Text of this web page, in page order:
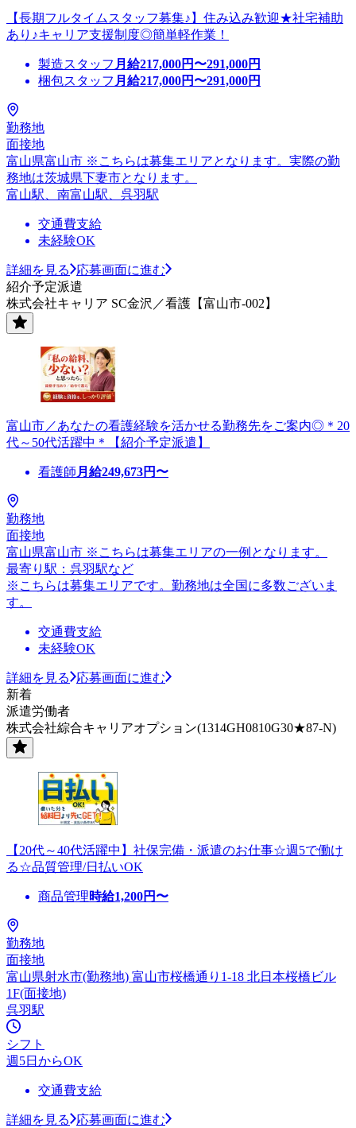
【長期フルタイムスタッフ募集♪】住み込み歓迎★社宅補助
あり♪キャリア支援制度◎簡単軽作業！
製造スタッフ 月給217,000円〜291,000円
梱包スタッフ 月給217,000円〜291,000円
勤務地
面接地
富山県富山市 ※こちらは募集エリアとなります。実際の勤
務地は茨城県下妻市となります。
富山駅、南富山駅、呉羽駅
交通費支給
未経験OK
詳細を見る
応募画面に進む
紹介予定派遣
株式会社キャリア SC金沢／看護【富山市-002】
富山市／あなたの看護経験を活かせる勤務先をご案内◎＊20
代～50代活躍中＊【紹介予定派遣】
看護師 月給249,673円〜
勤務地
面接地
富山県富山市 ※こちらは募集エリアの一例となります。
最寄り駅：呉羽駅など
※こちらは募集エリアです。勤務地は全国に多数ございま
す。
交通費支給
未経験OK
詳細を見る
応募画面に進む
新着
派遣労働者
株式会社綜合キャリアオプション(1314GH0810G30★87-N)
【20代～40代活躍中】社保完備・派遣のお仕事☆週5で働け
る☆品質管理/日払いOK
商品管理時給1,200円〜
勤務地
面接地
富山県射水市(勤務地) 富山市桜橋通り1-18 北日本桜橋ビル
1F(面接地)
呉羽駅
シフト
週5日からOK
交通費支給
詳細を見る
応募画面に進む